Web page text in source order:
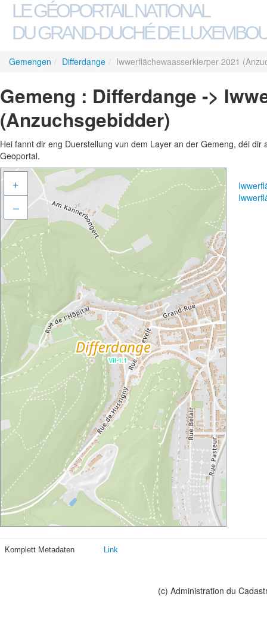
LE GÉOPORTAIL NATIONAL
DU GRAND-DUCHÉ DE
Gemengen / Differdange / Iwwerflächewaasserkierper 2021
Gemeng : Differdange ->
(Anzuchsgebidder)
Hei fannt dir eng Duerstellung vun dem Layer an der Gemeng, déi
Geoportal.
+
–
Komplett Metadaten Link
(c) Administration du